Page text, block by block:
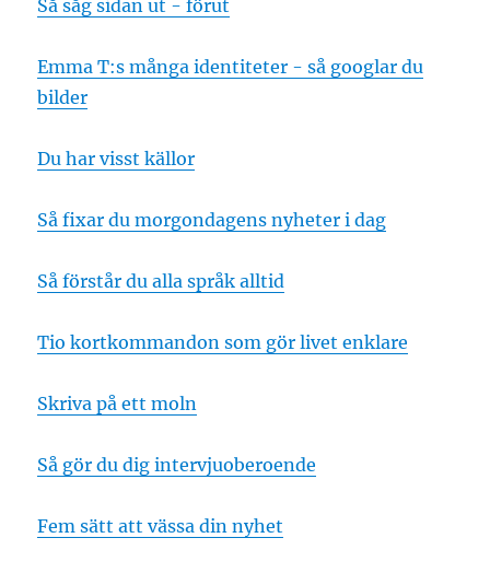
Så såg sidan ut - förut
Emma T:s många identiteter - så googlar du
bilder
Du har visst källor
Så fixar du morgondagens nyheter i dag
Så förstår du alla språk alltid
Tio kortkommandon som gör livet enklare
Skriva på ett moln
Så gör du dig intervjuoberoende
Fem sätt att vässa din nyhet